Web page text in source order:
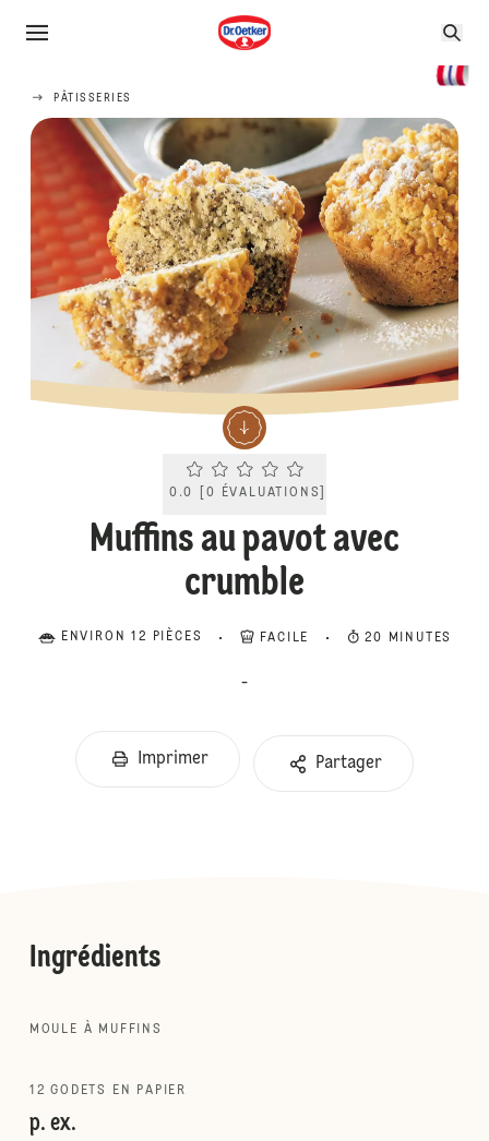
PÂTISSERIES
Current rating 0.0. Click to rate.
0.0 0 ÉVALUATIONS
Muffins au pavot avec
crumble
ENVIRON 12 PIÈCES FACILE 20 MINUTES
-
Imprimer Partager
Ingrédients
MOULE À MUFFINS
12 GODETS EN PAPIER
p. ex.